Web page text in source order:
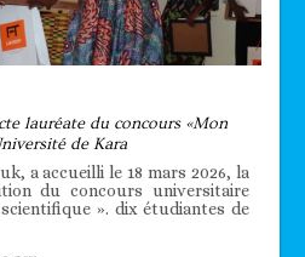
lauréate du concours «Mon
de Kara
a accueilli le 18 mars 2026, la
du concours universitaire
». dix étudiantes de